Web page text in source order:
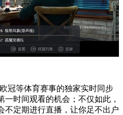
冠等体育赛事的独家实时同步
时间观看的机会；不仅如此，
不定期进行直播，让你足不出户